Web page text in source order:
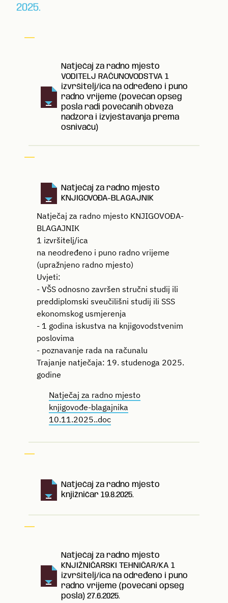
2025.
Natječaj za radno mjesto
VODITELJ RAČUNOVODSTVA 1
izvršitelj/ica na određeno i puno
radno vrijeme (povećan opseg
posla radi povećanih obveza
nadzora i izvještavanja prema
osnivaču)
Natječaj za radno mjesto
KNJIGOVOĐA-BLAGAJNIK
Natječaj za radno mjesto KNJIGOVOĐA-
BLAGAJNIK
1 izvršitelj/ica
na neodređeno i puno radno vrijeme
(upražnjeno radno mjesto)
Uvjeti:
- VŠS odnosno završen stručni studij ili
preddiplomski sveučilišni studij ili SSS
ekonomskog usmjerenja
- 1 godina iskustva na knjigovodstvenim
poslovima
- poznavanje rada na računalu
Trajanje natječaja: 19. studenoga 2025.
godine
Natječaj za radno mjesto
knjigovođe-blagajnika
10.11.2025..doc
Natječaj za radno mjesto
knjižničar 19.8.2025.
Natječaj za radno mjesto
KNJIŽNIČARSKI TEHNIČAR/KA 1
izvršitelj/ica na određeno i puno
radno vrijeme (povećani opseg
posla) 27.6.2025.